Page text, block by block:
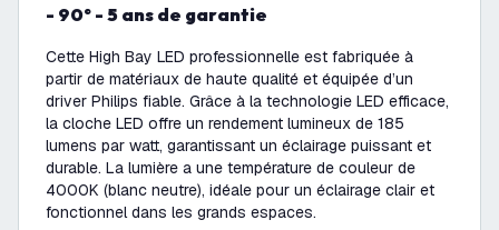
- 90° - 5 ans de garantie
Cette High Bay LED professionnelle est fabriquée à
partir de matériaux de haute qualité et équipée d’un
driver Philips fiable. Grâce à la technologie LED efficace,
la cloche LED offre un rendement lumineux de 185
lumens par watt, garantissant un éclairage puissant et
durable. La lumière a une température de couleur de
4000K (blanc neutre), idéale pour un éclairage clair et
fonctionnel dans les grands espaces.